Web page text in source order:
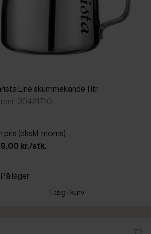
Line skummekande 1 ltr.
30421710
pris (ekskl. moms)
kr./stk.
På lager
Læg i kurv